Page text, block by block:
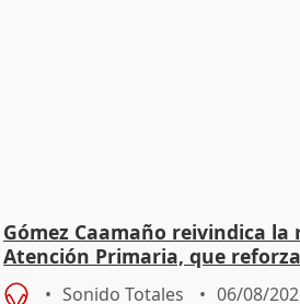
Gómez Caamaño reivindica la
Atención Primaria, que
Sonido Totales 06/08/